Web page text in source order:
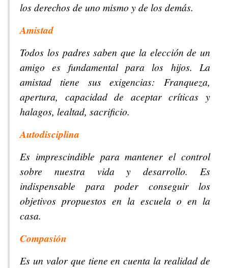
los derechos de uno mismo y de los demás.
Amistad
Todos los padres saben que la elección de un
amigo es fundamental para los hijos. La
amistad tiene sus exigencias: Franqueza,
apertura, capacidad de aceptar críticas y
halagos, lealtad, sacrificio.
Autodisciplina
Es imprescindible para mantener el control
sobre nuestra vida y desarrollo. Es
indispensable para poder conseguir los
objetivos propuestos en la escuela o en la
casa.
Compasión
Es un valor que tiene en cuenta la realidad de